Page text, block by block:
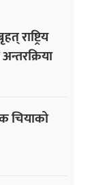
राष्ट्रिय
चियाको